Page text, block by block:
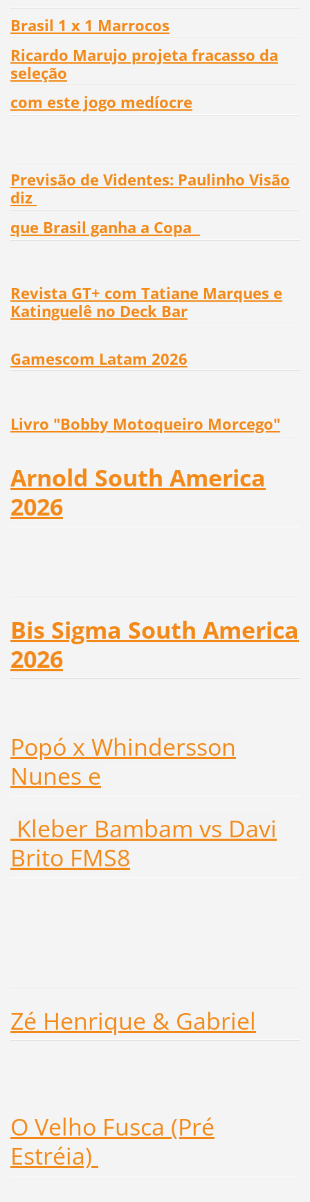
Brasil 1 x 1 Marrocos
Ricardo Marujo projeta fracasso da
seleção
com este jogo medíocre
Previsão de Videntes: Paulinho Visão
diz
que Brasil ganha a Copa
Revista GT+ com Tatiane Marques e
Katinguelê no Deck Bar
Gamescom Latam 2026
Livro "Bobby Motoqueiro Morcego"
Arnold South America
2026
Bis Sigma South America
2026
Popó x Whindersson
Nunes e
Kleber Bambam vs Davi
Brito FMS8
Zé Henrique & Gabriel
O Velho Fusca (Pré
Estréia)